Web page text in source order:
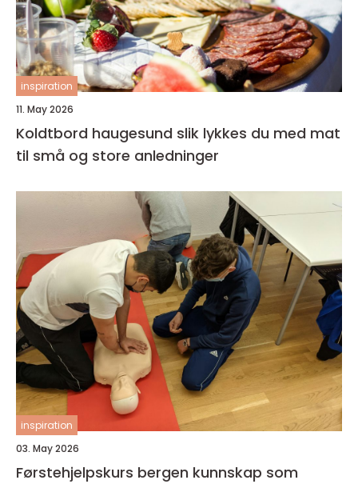
inspiration
11. May 2026
Koldtbord haugesund slik lykkes du med mat
til små og store anledninger
inspiration
03. May 2026
Førstehjelpskurs bergen kunnskap som